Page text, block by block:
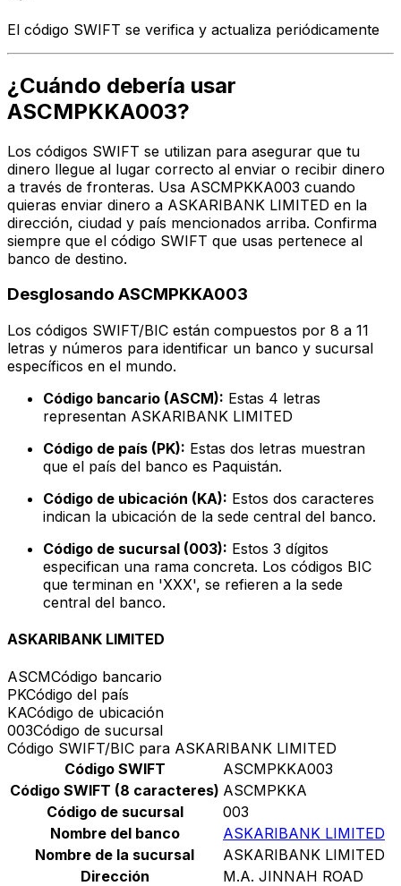
El código SWIFT se verifica y actualiza periódicamente
¿Cuándo debería usar
ASCMPKKA003?
Los códigos SWIFT se utilizan para asegurar que tu
dinero llegue al lugar correcto al enviar o recibir dinero
a través de fronteras. Usa ASCMPKKA003 cuando
quieras enviar dinero a ASKARIBANK LIMITED en la
dirección, ciudad y país mencionados arriba. Confirma
siempre que el código SWIFT que usas pertenece al
banco de destino.
Desglosando ASCMPKKA003
Los códigos SWIFT/BIC están compuestos por 8 a 11
letras y números para identificar un banco y sucursal
específicos en el mundo.
Código bancario (ASCM): Estas 4 letras
representan ASKARIBANK LIMITED
Código de país (PK): Estas dos letras muestran
que el país del banco es Paquistán.
Código de ubicación (KA): Estos dos caracteres
indican la ubicación de la sede central del banco.
Código de sucursal (003): Estos 3 dígitos
especifican una rama concreta. Los códigos BIC
que terminan en 'XXX', se refieren a la sede
central del banco.
ASKARIBANK LIMITED
ASCMCódigo bancario
PKCódigo del país
KACódigo de ubicación
003Código de sucursal
Código SWIFT/BIC para ASKARIBANK LIMITED
Código SWIFT
ASCMPKKA003
Código SWIFT (8 caracteres) ASCMPKKA
Código de sucursal
003
Nombre del banco
ASKARIBANK LIMITED
Nombre de la sucursal
ASKARIBANK LIMITED
Dirección
M.A. JINNAH ROAD